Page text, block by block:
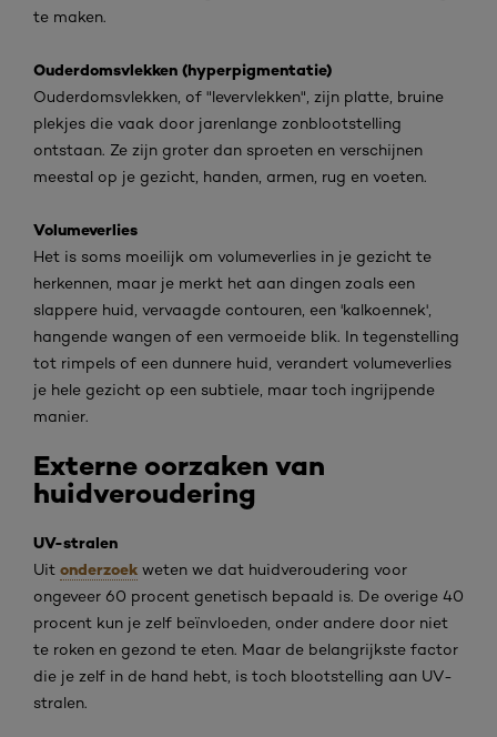
te maken.
Ouderdomsvlekken (hyperpigmentatie)
Ouderdomsvlekken, of "levervlekken", zijn platte, bruine
plekjes die vaak door jarenlange zonblootstelling
ontstaan. Ze zijn groter dan sproeten en verschijnen
meestal op je gezicht, handen, armen, rug en voeten.
Volumeverlies
Het is soms moeilijk om volumeverlies in je gezicht te
herkennen, maar je merkt het aan dingen zoals een
slappere huid, vervaagde contouren, een 'kalkoennek',
hangende wangen of een vermoeide blik. In tegenstelling
tot rimpels of een dunnere huid, verandert volumeverlies
je hele gezicht op een subtiele, maar toch ingrijpende
manier.
Externe oorzaken van
huidveroudering
UV-stralen
Uit onderzoek weten we dat huidveroudering voor
ongeveer 60 procent genetisch bepaald is. De overige 40
procent kun je zelf beïnvloeden, onder andere door niet
te roken en gezond te eten. Maar de belangrijkste factor
die je zelf in de hand hebt, is toch blootstelling aan UV-
stralen.